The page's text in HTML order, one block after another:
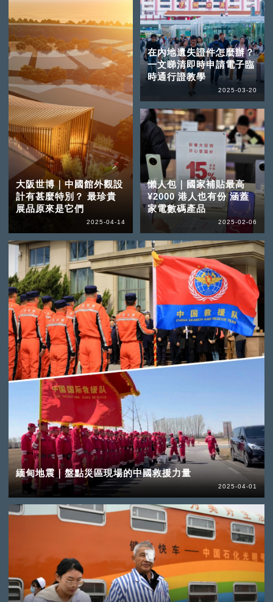
大阪世博｜中國館外觀設
計有甚麼特別？ 最珍貴
展品原來是它們
2025-04-14
緬甸地震｜盤點災區現場的中國救援力量
2025-04-01
在內地遺失證件怎麼辦？
一文睇清即時申請電子臨
時通行證教學
2025-03-20
懶人包｜國家補貼最高
¥2000 港人也有份 涵蓋
家電數碼產品
2025-02-06